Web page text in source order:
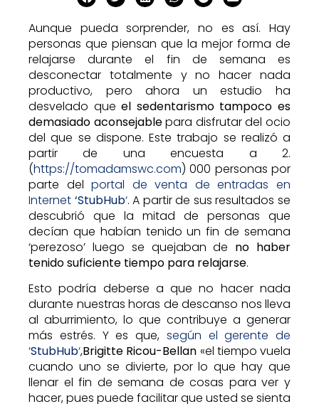
Aunque pueda sorprender, no es así. Hay
personas que piensan que la mejor forma de
relajarse durante el fin de semana es
desconectar totalmente y no hacer nada
productivo, pero ahora un estudio ha
desvelado queel sedentarismo tampoco es
demasiado aconsejablepara disfrutar del ocio
del que se dispone. Este trabajo se realizó a
partir de una encuesta a 2.
(https://tomadamswc.com) 000 personas por
parte delportal de venta de entradas en
Internet ‘StubHub‘. A partir de sus resultados se
descubrió que la mitad de personas que
decían que habían tenido un fin de semana
‘perezoso’ luego se quejaban de no haber
tenido suficiente tiempo para relajarse.
Esto podría deberse a que no hacer nada
durante nuestras horas de descanso nos lleva
al aburrimiento, lo que contribuye a generar
más estrés. Y es que, según el gerente de
‘StubHub‘,Brigitte Ricou-Bellan «el tiempo vuela
cuando uno se divierte, por lo que hay que
llenar el fin de semana de cosas para ver y
hacer, pues puede facilitar que usted se sienta